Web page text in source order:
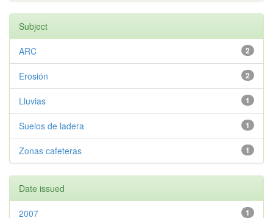
Subject
2
ARC
2
Erosión
1
Lluvias
1
Suelos de ladera
1
Zonas cafeteras
Date issued
1
2007